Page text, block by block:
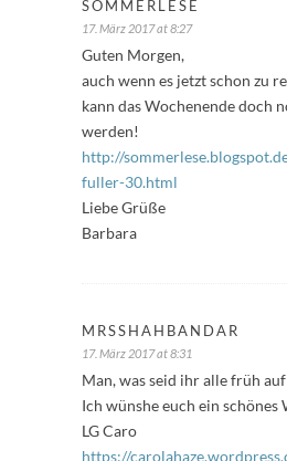
SOMMERLESE
17. März 2017 at 8:27
Guten Morgen,
auch wenn es jetzt schon zu
kann das Wochenende doch
werden!
http://
fuller-30.html
Liebe Grüße
Barbara
MRSSHAHBANDAR
17. März 2017 at 8:31
Man, was seid ihr alle früh
Ich wünshe euch ein schönes
LG Caro
https://